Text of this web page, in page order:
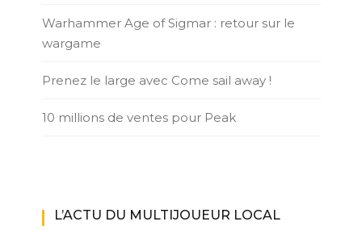
Warhammer Age of Sigmar : retour sur le
wargame
Prenez le large avec Come sail away !
10 millions de ventes pour Peak
L’ACTU DU MULTIJOUEUR LOCAL